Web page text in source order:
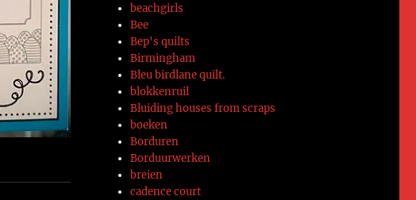
beachgirls
Bee
Bep's quilts
Birmingham
Bleu birdlane quilt.
blokkenruil
Bluiding houses from scraps
boeken
Borduren
Borduurwerken
breien
cadence court